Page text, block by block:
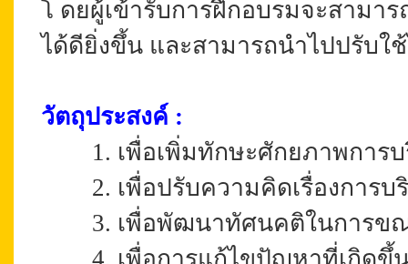
โ ดยผู้เข้ารับการฝึกอบรมจะสามา
ได้ดียิ่งขึ้น และสามารถนำไปปรับใ
วัตถุประสงค์ :
1. เพื่อเพิ่มทักษะศักยภาพการบริ
2. เพื่อปรับความคิดเรื่องการบริ
3. เพื่อพัฒนาทัศนคติในการขณะ
4. เพื่อการแก้ไขปัญหาที่เกิดขึ้น